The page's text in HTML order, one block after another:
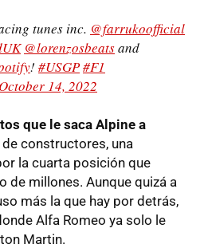
tunes inc. @farrukoofficial
@lorenzosbeatsand
! #USGP#F1
October 14, 2022
que le saca Alpine a
constructores, una
la cuarta posición que
de millones. Aunque quizá a
más la que hay por detrás,
Alfa Romeo ya solo le
Martin.